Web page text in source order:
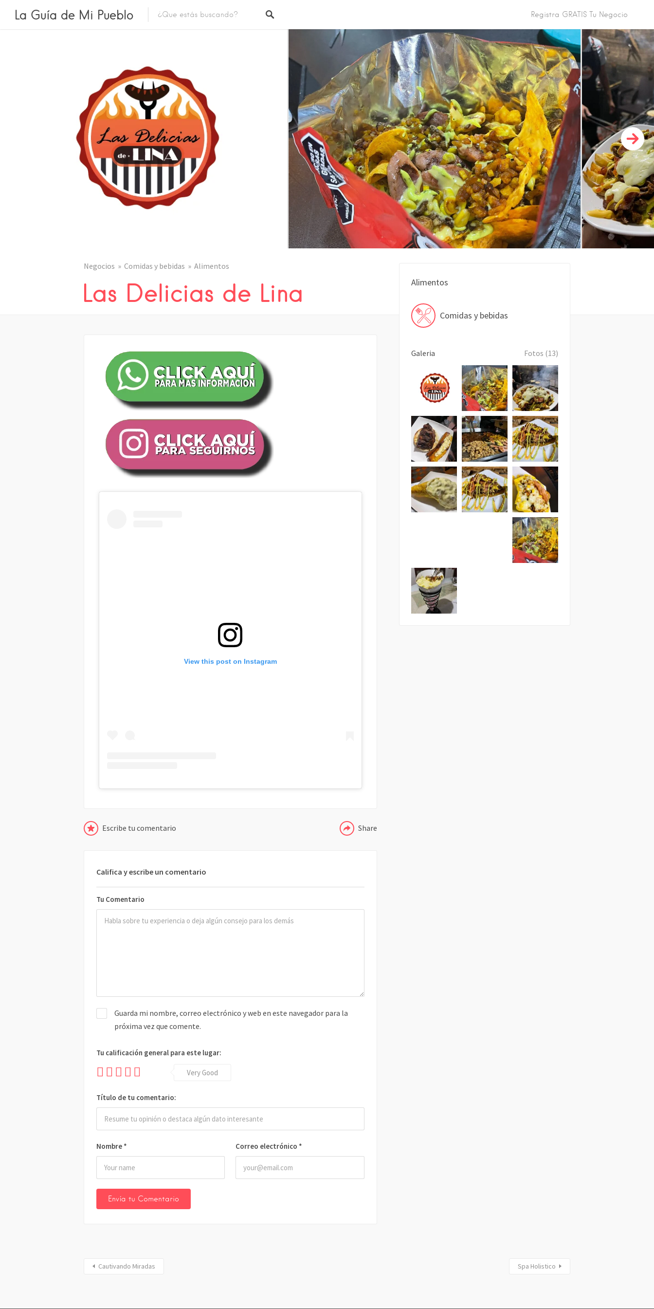
La Guía de Mi Pueblo Registra GRATIS Tu Negocio
Negocios Comidas y bebidas Alimentos
Las Delicias de Lina
View this post on Instagram
Escribe tu comentario Share
Califica y escribe un comentario
Tu Comentario
Nombre * Correo electrónico *
Guarda mi nombre, correo electrónico y web en este navegador para la
próxima vez que comente.
Tu calificación general para este lugar:
Very Good
Título de tu comentario:
Alimentos
Comidas y bebidas
Galeria Fotos (13)
Cautivando Miradas Spa Holistico